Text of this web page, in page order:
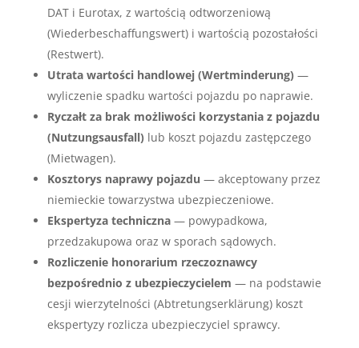
DAT i Eurotax, z wartością odtworzeniową
(Wiederbeschaffungswert) i wartością pozostałości
(Restwert).
Utrata wartości handlowej (Wertminderung) —
wyliczenie spadku wartości pojazdu po naprawie.
Ryczałt za brak możliwości korzystania z pojazdu
(Nutzungsausfall) lub koszt pojazdu zastępczego
(Mietwagen).
Kosztorys naprawy pojazdu — akceptowany przez
niemieckie towarzystwa ubezpieczeniowe.
Ekspertyza techniczna— powypadkowa,
przedzakupowa oraz w sporach sądowych.
Rozliczenie honorarium rzeczoznawcy
bezpośrednio z ubezpieczycielem — na podstawie
cesji wierzytelności (Abtretungserklärung) koszt
ekspertyzy rozlicza ubezpieczyciel sprawcy.